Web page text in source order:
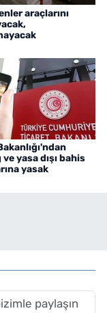
araçlarını
yasa dışı bahis
yasak